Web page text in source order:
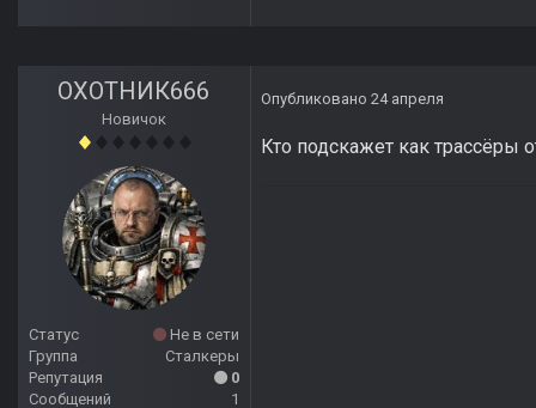
ОХОТНИК666
Новичок
Статус
Не в сети
Группа
Сталкеры
Репутация
0
Сообщений
1
Опубликовано 24 апреля
Кто подскажет как трассёры